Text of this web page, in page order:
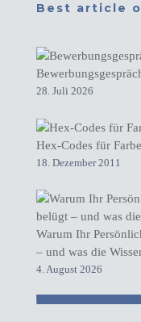
Best article
28. Juli 2026
Hex-Codes für
18. Dezember 2011
Warum Ihr
– und was die
4. August 2026